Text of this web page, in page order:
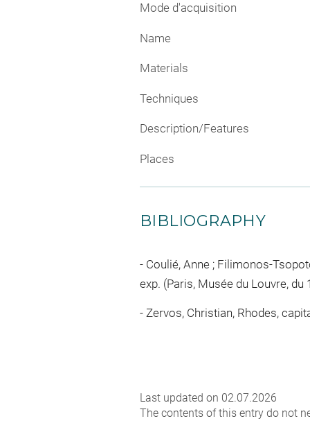
Mode d'acquisition
Name
Materials
Techniques
Description/Features
Places
BIBLIOGRAPHY
Coulié, Anne ; Filimonos-
exp. (Paris, Musée du Louvre,
Zervos, Christian, Rhodes,
Last updated on 02.07.2026
The contents of this entry do not